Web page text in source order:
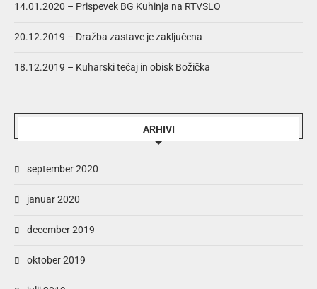
14.01.2020 – Prispevek BG Kuhinja na RTVSLO
20.12.2019 – Dražba zastave je zaključena
18.12.2019 – Kuharski tečaj in obisk Božička
ARHIVI
september 2020
januar 2020
december 2019
oktober 2019